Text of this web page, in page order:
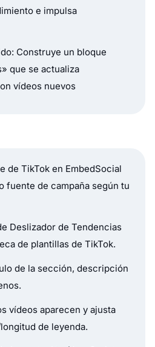
e impulsa
Construye un bloque
que se actualiza
vídeos nuevos
de TikTok en EmbedSocial
fuente de campaña según tu
Deslizador de Tendencias
de plantillas de TikTok.
de la sección, descripción
vídeos aparecen y ajusta
de leyenda.